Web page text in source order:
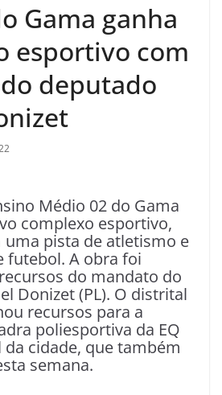
Gama ganha
esportivo com
deputado
Médio 02 do Gama
complexo esportivo,
uma pista de atletismo e
futebol. A obra foi
do mandato do
Donizet (PL). O distrital
recursos para a
poliesportiva da EQ
da cidade, que também
semana.